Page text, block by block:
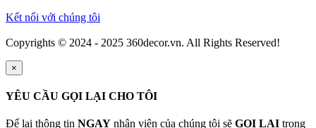
Kết nối với chúng tôi
Copyrights © 2024 - 2025 360decor.vn. All Rights Reserved!
×
YÊU CẦU GỌI LẠI CHO TÔI
Để lại thông tin NGAY nhân viên của chúng tôi sẽ GỌI LẠI trong